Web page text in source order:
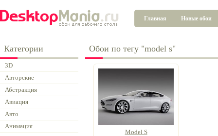
Главная Новые обои
Категории
3D
Авторские
Абстракция
Авиация
Авто
Анимация
Обои по тегу "model s"
Model S